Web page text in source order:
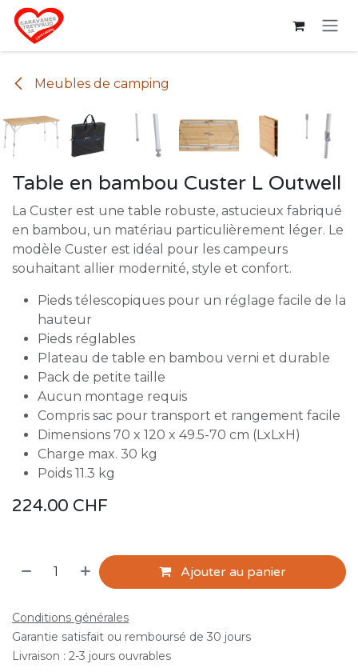
Se rendre au contenu
Meubles de camping
Table en bambou Custer L Outwell
La Custer est une table robuste, astucieux fabriqué
en bambou, un matériau particulièrement léger. Le
modèle Custer est idéal pour les campeurs
souhaitant allier modernité, style et confort.
Pieds télescopiques pour un réglage facile de la
hauteur
Pieds réglables
Plateau de table en bambou verni et durable
Pack de petite taille
Aucun montage requis
Compris sac pour transport et rangement facile
Dimensions 70 x 120 x 49.5-70 cm (LxLxH)
Charge max. 30 kg
Poids 11.3 kg
224.00 CHF
Ajouter au panier
Conditions générales
Garantie satisfait ou remboursé de 30 jours
Livraison : 2-3 jours ouvrables